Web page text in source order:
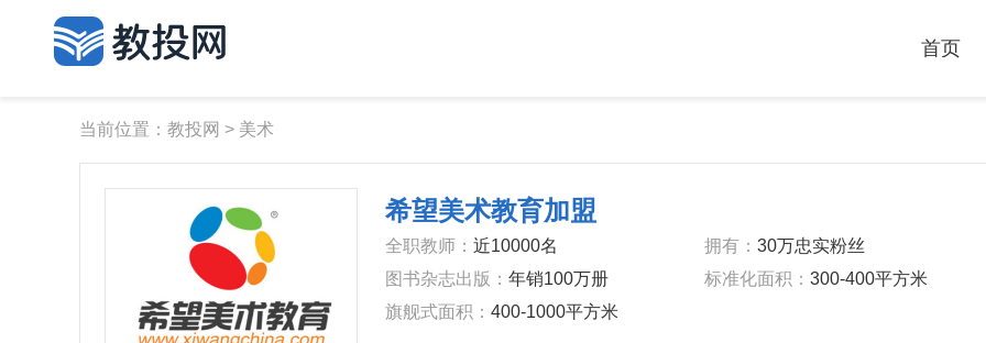
首页
当前位置： 教投网 > 美术
希望美术教育加盟
全职教师： 近10000名 拥有： 30万忠实粉丝
图书杂志出版： 年销100万册 标准化面积： 300-400平方米
旗舰式面积： 400-1000平方米